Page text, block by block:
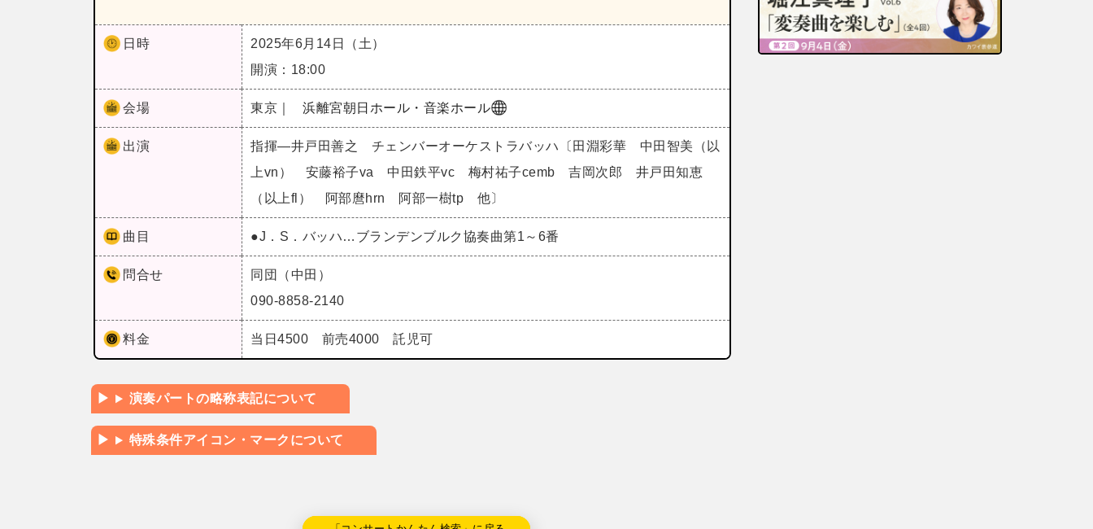
日時
2025年6月14日（土）
開演：18:00
会場 東京｜ 浜離宮朝日ホール・音楽ホール
出演
指揮―井戸田善之 チェンバーオーケストラバッハ〔田淵彩華 中田智美（以
上vn） 安藤裕子va 中田鉄平vc 梅村祐子cemb 吉岡次郎 井戸田知恵
（以上fl） 阿部麿hrn 阿部一樹tp 他〕
曲目 ●J．S．バッハ…ブランデンブルク協奏曲第1～6番
問合せ
同団（中田）
090-8858-2140
料金 当日4500 前売4000 託児可
演奏パートの略称表記について
特殊条件アイコン・マークについて